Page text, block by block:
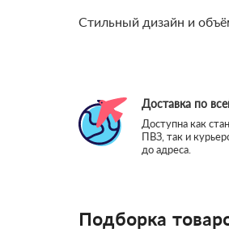
Стильный дизайн и
Доставка по
Доступна как
ПВЗ, так и
до адреса.
Подборка